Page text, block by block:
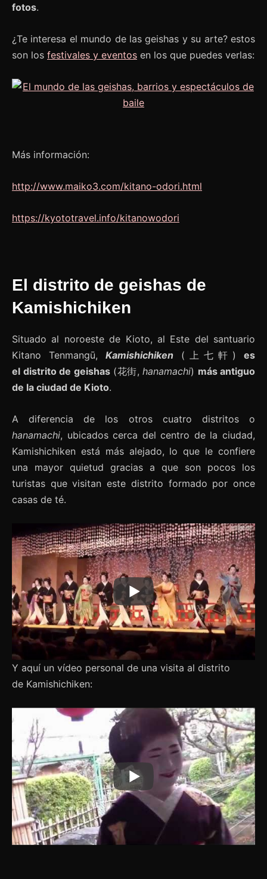
fotos.
¿Te interesa el mundo de las geishas y su arte? estos
son los festivales y eventos en los que puedes verlas:
Más información:
http://www.maiko3.com/kitano-odori.html
https://kyototravel.info/kitanowodori
El distrito de geishas de
Kamishichiken
Situado al noroeste de Kioto, al Este del santuario
Kitano Tenmangū, Kamishichiken (上七軒) es
el distrito de geishas(花街, hanamachi) más antiguo
de la ciudad de Kioto.
A diferencia de los otros cuatro distritos o
hanamachi, ubicados cerca del centro de la ciudad,
Kamishichiken está más alejado, lo que le confiere
una mayor quietud gracias a que son pocos los
turistas que visitan este distrito formado por once
casas de té.
Y aquí un vídeo personal de una visita al distrito
de Kamishichiken: